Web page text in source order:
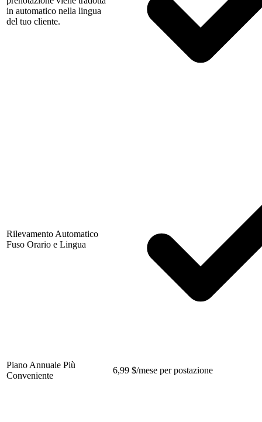
in automatico nella lingua
del tuo cliente.
Rilevamento Automatico
Fuso Orario e Lingua
Piano Annuale Più
Conveniente
6,99 $/mese per postazione